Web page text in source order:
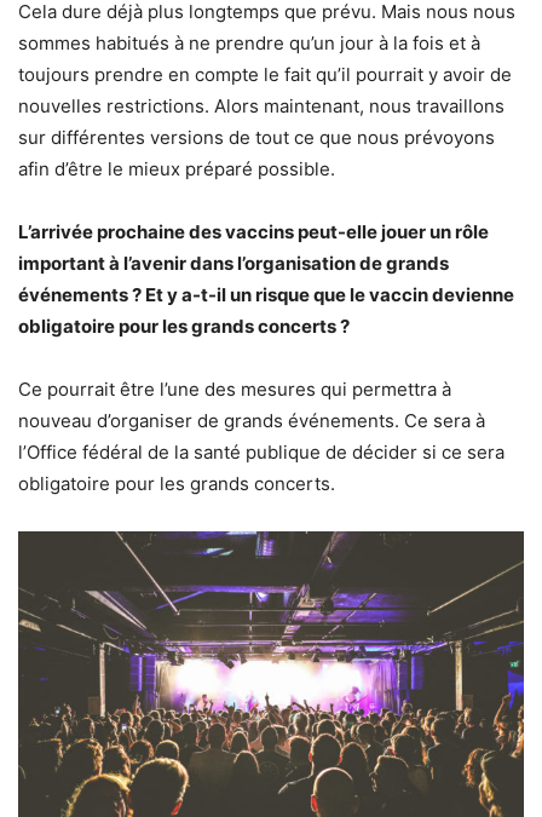
Cela dure déjà plus longtemps que prévu. Mais nous nous
sommes habitués à ne prendre qu’un jour à la fois et à
toujours prendre en compte le fait qu’il pourrait y avoir de
nouvelles restrictions. Alors maintenant, nous travaillons
sur différentes versions de tout ce que nous prévoyons
afin d’être le mieux préparé possible.
L’arrivée prochaine des vaccins peut-elle jouer un rôle
important à l’avenir dans l’organisation de grands
événements ? Et y a-t-il un risque que le vaccin devienne
obligatoire pour les grands concerts ?
Ce pourrait être l’une des mesures qui permettra à
nouveau d’organiser de grands événements. Ce sera à
l’Office fédéral de la santé publique de décider si ce sera
obligatoire pour les grands concerts.